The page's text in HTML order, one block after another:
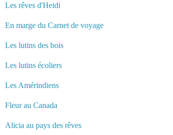
Les rêves d'Heidi
En marge du Carnet de voyage
Les lutins des bois
Les lutins écoliers
Les Amérindiens
Fleur au Canada
Alicia au pays des rêves